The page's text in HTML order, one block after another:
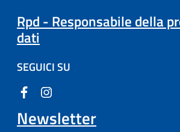
Rpd - Responsabile della
dati
SEGUICI SU
Newsletter